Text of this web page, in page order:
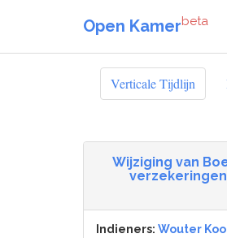
Open Kamerbeta
Verticale Tijdlijn
Wijziging van
Indieners: Wouter